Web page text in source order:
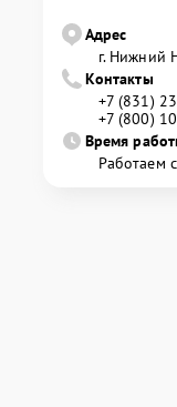
Адрес
г. Нижний
Контакты
+7 (831)
+7 (800)
Время
Работаем